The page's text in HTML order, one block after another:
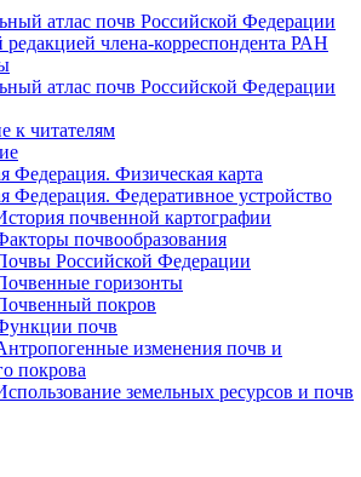
атлас почв Российской Федерации
члена-корреспондента РАН
атлас почв Российской Федерации
к читателям
Федерация. Физическая карта
Федерация. Федеративное устройство
почвенной картографии
почвообразования
Российской Федерации
горизонты
покров
почв
изменения почв и
покрова
земельных ресурсов и почв